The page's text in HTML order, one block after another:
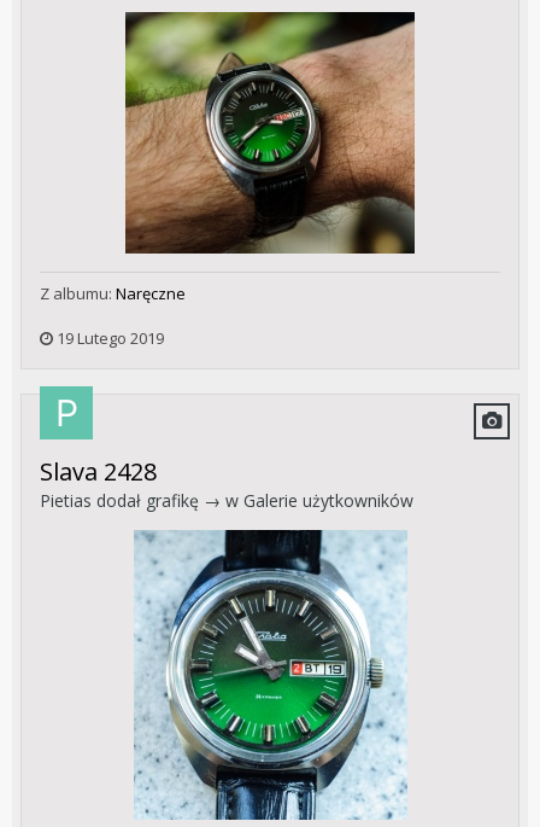
Z albumu: Naręczne
19 Lutego 2019
Slava 2428
Pietias dodał grafikę → w Galerie użytkowników